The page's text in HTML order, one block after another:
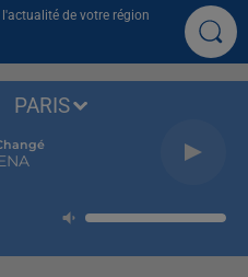
l'actualité de votre région
PARIS